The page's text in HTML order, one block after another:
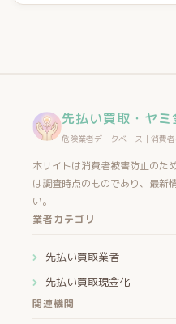
先払い買取・ヤ
危険業者データベース｜消費
本サイトは消費者被害防止のた
は調査時点のものであり、最新
い。
業者カテゴリ
先払い買取業者
先払い買取現金化
関連機関